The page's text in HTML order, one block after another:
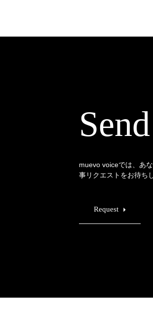
muevo voiceでは、あ
事リクエストをお待ち
Request